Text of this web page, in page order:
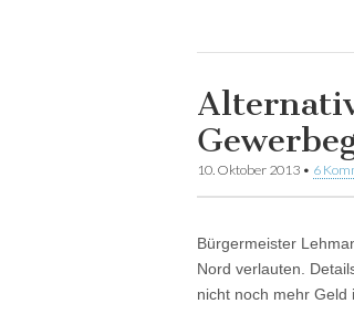
10. Oktober 2013 • 6
Bürgermeister
Nord verlauten.
nicht noch mehr Geld